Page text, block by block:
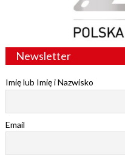
Newsletter
Imię lub Imię i Nazwisko
Email